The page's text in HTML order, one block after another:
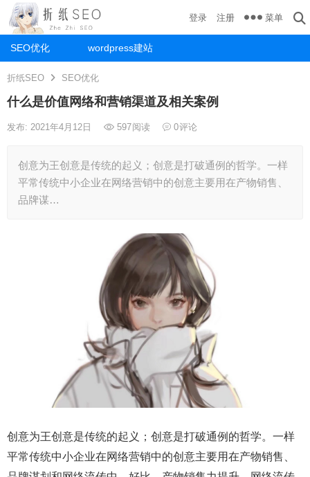
SEO优化 wordpress建站
登录 注册 菜单
折纸SEO SEO优化
什么是价值网络和营销渠道及相关案例
发布: 2021年4月12日 597阅读 0评论
创意为王创意是传统的起义；创意是打破通例的哲学。一样
平常传统中小企业在网络营销中的创意主要用在产物销售、
品牌谋…
创意为王创意是传统的起义；创意是打破通例的哲学。一样
平常传统中小企业在网络营销中的创意主要用在产物销售、